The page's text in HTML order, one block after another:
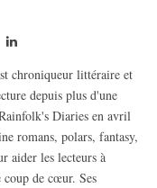
LinkedIn
chroniqueur littéraire et
depuis plus d'une
Diaries en avril
romans, polars, fantasy,
aider les lecteurs à
de cœur. Ses